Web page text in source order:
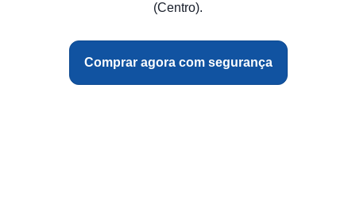
(Centro).
Comprar agora com segurança